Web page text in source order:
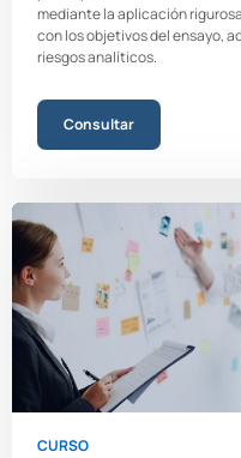
mediante la aplicación
con los objetivos del ensayo,
riesgos analíticos.
Consultar
CURSO